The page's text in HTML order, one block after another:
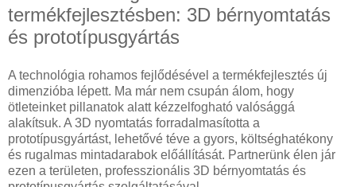
termékfejlesztésben: 3D bérnyomtatás
és prototípusgyártás
A technológia rohamos fejlődésével a termékfejlesztés új
dimenzióba lépett. Ma már nem csupán álom, hogy
ötleteinket pillanatok alatt kézzelfogható valósággá
alakítsuk. A 3D nyomtatás forradalmasította a
prototípusgyártást, lehetővé téve a gyors, költséghatékony
és rugalmas mintadarabok előállítását. Partnerünk élen jár
ezen a területen, professzionális 3D bérnyomtatás és